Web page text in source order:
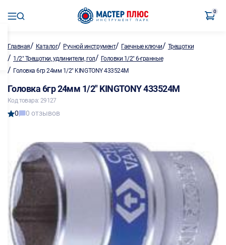
0
Главная/ Каталог/ Ручной инструмент/ Гаечные ключи/ Трещотки
/ 1/2" Трещотки, удлинители, гол/ Головки 1/2" 6-гранные
/ Головка 6гр 24мм 1/2" KINGTONY 433524M
Головка 6гр 24мм 1/2" KINGTONY 433524M
Код товара: 29127
0 0 отзывов